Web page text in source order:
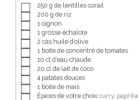
▢250 g de lentilles corail
▢200 g de riz
▢1 oignon
▢1 grosse échalote
▢2 càs huile d’olive
▢1 boite de concentré de tomates
▢10 cl d’eau chaude
▢20 cl de lait de coco
▢
4 patates douces
▢1 boite de maïs
▢Épices de votre choix curry,